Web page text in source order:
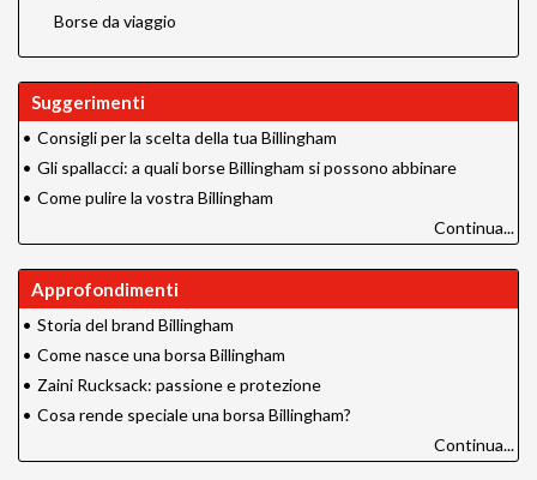
Borse da viaggio
Suggerimenti
• Consigli per la scelta della tua Billingham
• Gli spallacci: a quali borse Billingham si possono abbinare
• Come pulire la vostra Billingham
Continua...
Approfondimenti
• Storia del brand Billingham
• Come nasce una borsa Billingham
• Zaini Rucksack: passione e protezione
• Cosa rende speciale una borsa Billingham?
Continua...